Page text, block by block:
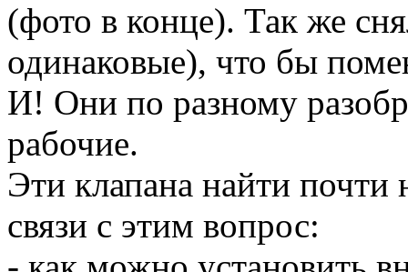
(фото в конце). Так же
одинаковые), что бы
И! Они по разному
рабочие.
Эти клапана найти
связи с этим вопрос: